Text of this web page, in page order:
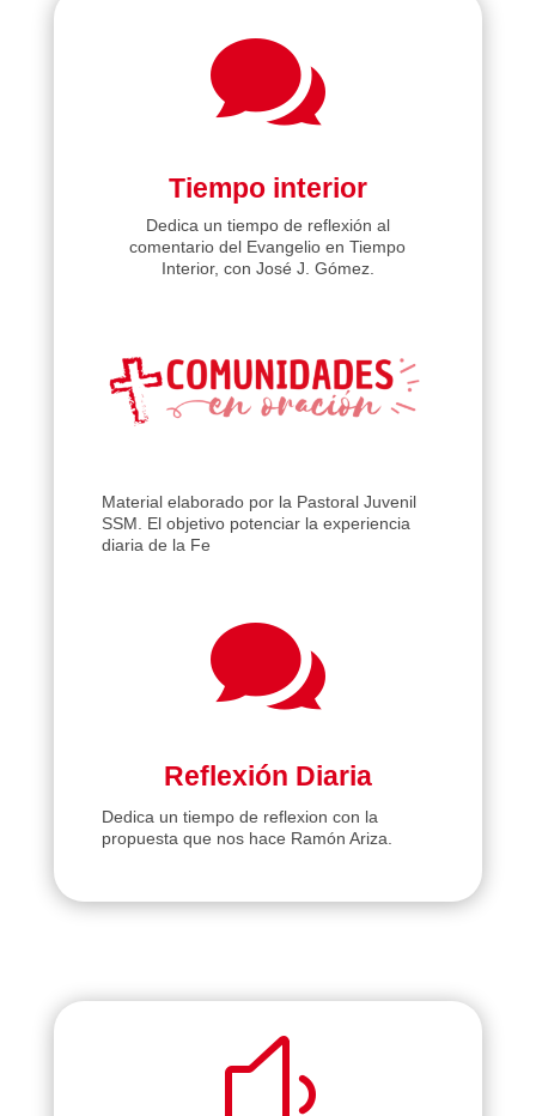

Tiempo interior
Dedica un tiempo de reflexión al
comentario del Evangelio en Tiempo
Interior, con José J. Gómez.
Material elaborado por la Pastoral Juvenil
SSM. El objetivo potenciar la experiencia
diaria de la Fe

Reflexión Diaria
Dedica un tiempo de reflexion con la
propuesta que nos hace Ramón Ariza.